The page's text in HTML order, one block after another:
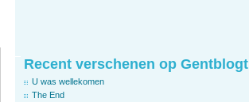
Recent verschenen op Gentblogt
U was wellekomen
The End